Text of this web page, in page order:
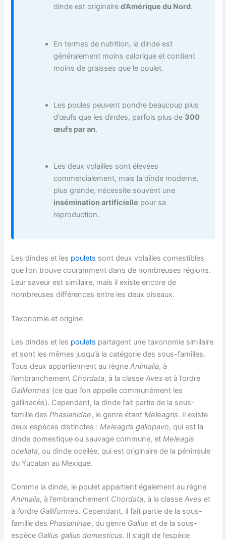
dinde est originaired’Amérique du Nord.
En termes de nutrition, la dinde est
généralement moins calorique et contient
moins de graisses que le poulet.
Les poules peuvent pondre beaucoup plus
d’œufs que les dindes, parfois plus de 300
œufs par an.
Les deux volailles sont élevées
commercialement, mais la dinde moderne,
plus grande, nécessite souvent une
insémination artificielle pour sa
reproduction.
Les dindes et les poulets sont deux volailles comestibles
que l’on trouve couramment dans de nombreuses régions.
Leur saveur est similaire, mais il existe encore de
nombreuses différences entre les deux oiseaux.
Taxonomie et origine
Les dindes et les poulets partagent une taxonomie similaire
et sont les mêmes jusqu’à la catégorie des sous-familles.
Tous deux appartiennent au règneAnimalia, à
l’embranchement Chordata, à la classeAves et à l’ordre
Galliformes (ce que l’on appelle communément les
gallinacés). Cependant, la dinde fait partie de la sous-
famille des Phasianidae, le genre étant Meleagris. Il existe
deux espèces distinctes : Meleagris gallopavo, qui est la
dinde domestique ou sauvage commune, et Meleagis
ocellata, ou dinde ocellée, qui est originaire de la péninsule
du Yucatan au Mexique.
Comme la dinde, le poulet appartient également au règne
Animalia, à l’embranchement Chordata, à la classeAves et
à l’ordre Galliformes. Cependant, il fait partie de la sous-
famille desPhasianinae, du genre Gallus et de la sous-
espèce Gallus gallus domesticus. Il s’agit de l’espèce